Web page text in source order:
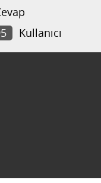
Kullanıcı